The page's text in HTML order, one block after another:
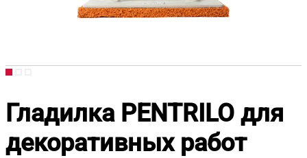
Гладилка PENTRILO для
декоративных работ